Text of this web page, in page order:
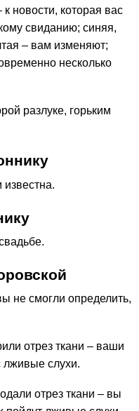
новости, которая вас
свиданию; синяя,
– вам изменяют;
несколько
разлуке, горьким
не смогли определить,
отрез ткани – ваши
лживые слухи.
отрез ткани – вы